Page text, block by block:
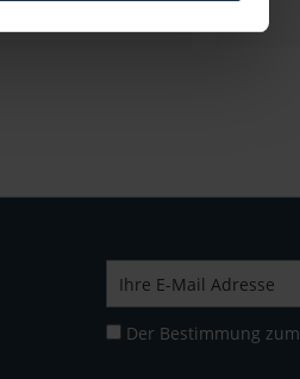
Der Bestimmung zum